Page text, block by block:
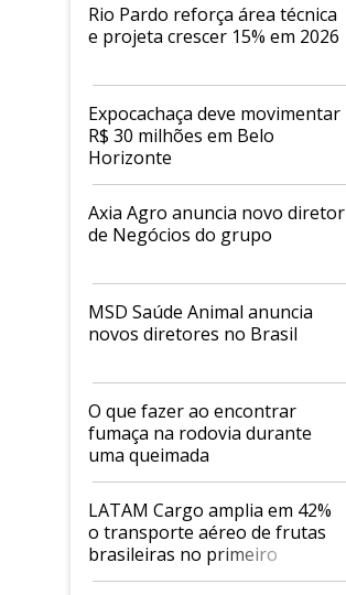
Rio Pardo reforça área técnica
e projeta crescer 15% em 2026
Expocachaça deve movimentar
R$ 30 milhões em Belo
Horizonte
Axia Agro anuncia novo diretor
de Negócios do grupo
MSD Saúde Animal anuncia
novos diretores no Brasil
O que fazer ao encontrar
fumaça na rodovia durante
uma queimada
LATAM Cargo amplia em 42%
o transporte aéreo de frutas
brasileiras no primeiro
semestre